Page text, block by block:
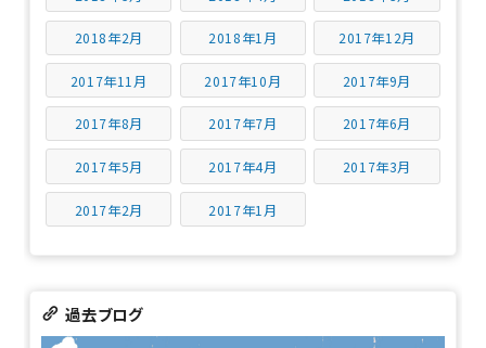
2018年2月 2018年1月 2017年12月
2017年11月 2017年10月 2017年9月
2017年8月 2017年7月 2017年6月
2017年5月 2017年4月 2017年3月
2017年2月 2017年1月
過去ブログ